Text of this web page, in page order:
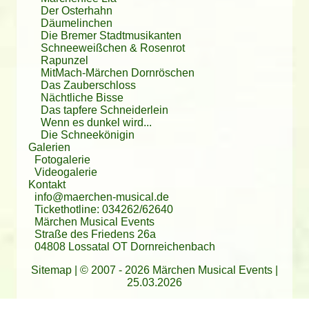
Der Osterhahn
Däumelinchen
Die Bremer Stadtmusikanten
Schneeweißchen & Rosenrot
Rapunzel
MitMach-Märchen Dornröschen
Das Zauberschloss
Nächtliche Bisse
Das tapfere Schneiderlein
Wenn es dunkel wird...
Die Schneekönigin
Galerien
Fotogalerie
Videogalerie
Kontakt
info@maerchen-musical.de
Tickethotline: 034262/62640
Märchen Musical Events
Straße des Friedens 26a
04808 Lossatal OT Dornreichenbach
Sitemap | © 2007 - 2026 Märchen Musical Events |
25.03.2026